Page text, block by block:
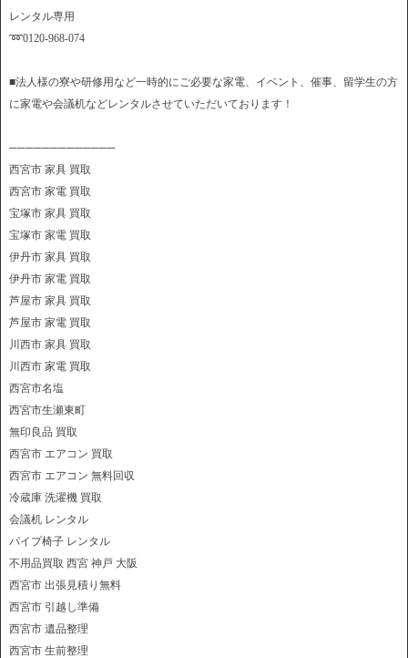
レンタル専用
➿0120-968-074
■法人様の寮や研修用など一時的にご必要な家電、イベント、催事、留学生の方
に家電や会議机などレンタルさせていただいております！
─────────────
西宮市 家具 買取
西宮市 家電 買取
宝塚市 家具 買取
宝塚市 家電 買取
伊丹市 家具 買取
伊丹市 家電 買取
芦屋市 家具 買取
芦屋市 家電 買取
川西市 家具 買取
川西市 家電 買取
西宮市名塩
西宮市生瀬東町
無印良品 買取
西宮市 エアコン 買取
西宮市 エアコン 無料回収
冷蔵庫 洗濯機 買取
会議机 レンタル
パイプ椅子 レンタル
不用品買取 西宮 神戸 大阪
西宮市 出張見積り無料
西宮市 引越し準備
西宮市 遺品整理
西宮市 生前整理